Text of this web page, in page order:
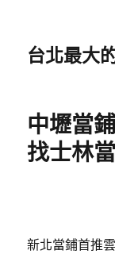
台北最大
中壢當
找士林
新北當鋪首推